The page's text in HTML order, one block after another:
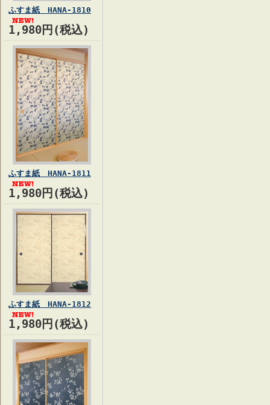
ふすま紙 HANA-1810
1,980円(税込)
ふすま紙 HANA-1811
1,980円(税込)
ふすま紙 HANA-1812
1,980円(税込)